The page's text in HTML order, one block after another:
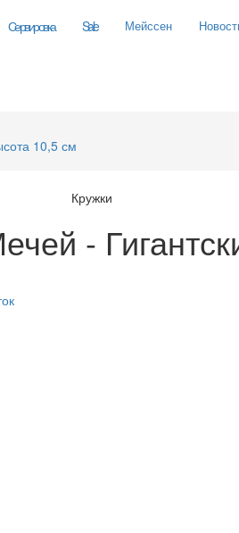
Сервировка Sale Мейссен
10,5 см
Кружки
-